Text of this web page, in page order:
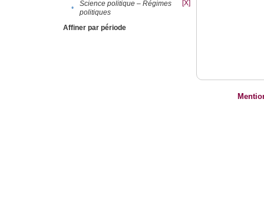
•
Science politique – Régimes
politiques
[X]
Affiner par période